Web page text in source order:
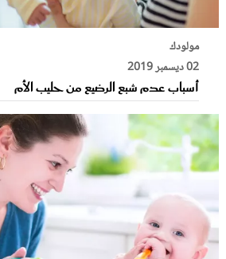
مولودك
02 ديسمبر 2019
أسباب عدم شبع الرضيع من حليب الأم